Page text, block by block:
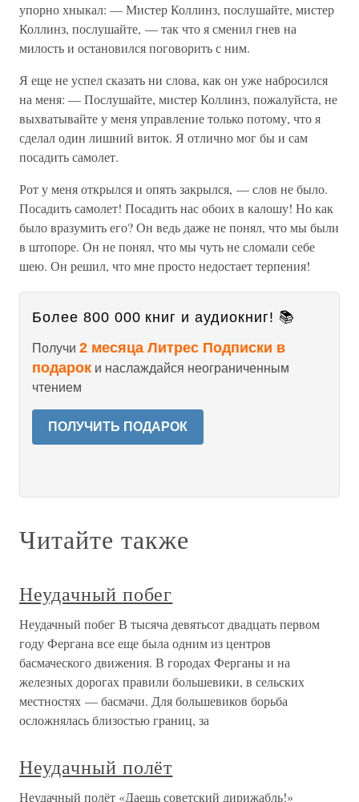
упорно хныкал: — Мистер Коллинз, послушайте, мистер
Коллинз, послушайте, — так что я сменил гнев на
милость и остановился поговорить с ним.
Я еще не успел сказать ни слова, как он уже набросился
на меня: — Послушайте, мистер Коллинз, пожалуйста, не
выхватывайте у меня управление только потому, что я
сделал один лишний виток. Я отлично мог бы и сам
посадить самолет.
Рот у меня открылся и опять закрылся, — слов не было.
Посадить самолет! Посадить нас обоих в калошу! Но как
было вразумить его? Он ведь даже не понял, что мы были
в штопоре. Он не понял, что мы чуть не сломали себе
шею. Он решил, что мне просто недостает терпения!
Более 800 000 книг и аудиокниг! 📚
Получи 2 месяца Литрес Подписки в
подарок и наслаждайся неограниченным
чтением
ПОЛУЧИТЬ ПОДАРОК
Читайте также
Неудачный побег
Неудачный побег В тысяча девятьсот двадцать первом
году Фергана все еще была одним из центров
басмаческого движения. В городах Ферганы и на
железных дорогах правили большевики, в сельских
местностях — басмачи. Для большевиков борьба
осложнялась близостью границ, за
Неудачный полёт
Неудачный полёт «Даешь советский дирижабль!»